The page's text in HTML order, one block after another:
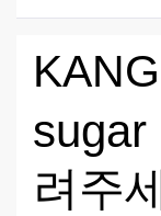
sugar
려주